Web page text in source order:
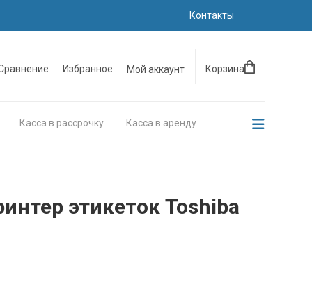
Контакты
Избранное Мой аккаунт Корзина
Касса в рассрочку Касса в аренду
этикеток Toshiba